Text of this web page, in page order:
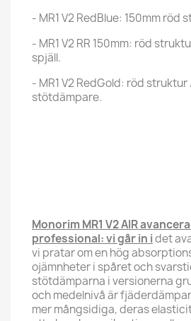
- MR1 V2 RedBlue: 150mm röd
- MR1 V2 RR 150mm: röd
spjäll.
- MR1 V2 RedGold: röd struktur
stötdämpare.
Monorim MR1 V2 AIR
professional: vi går in idet
vi pratar om en hög
ojämnheter i spåret och
stötdämparna i versionerna
och medelnivå är
mer mångsidiga, deras